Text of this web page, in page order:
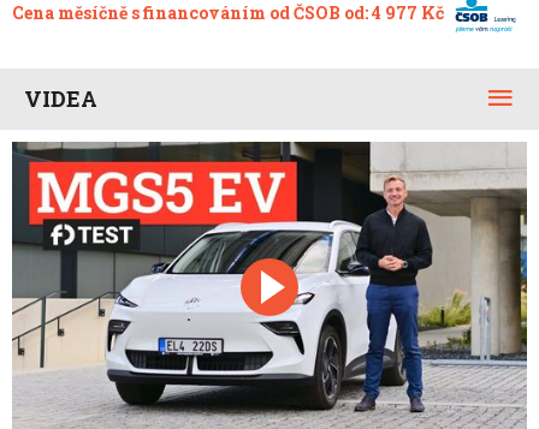
Cena měsíčně s financováním od ČSOB od: 4 977 Kč
VIDEA